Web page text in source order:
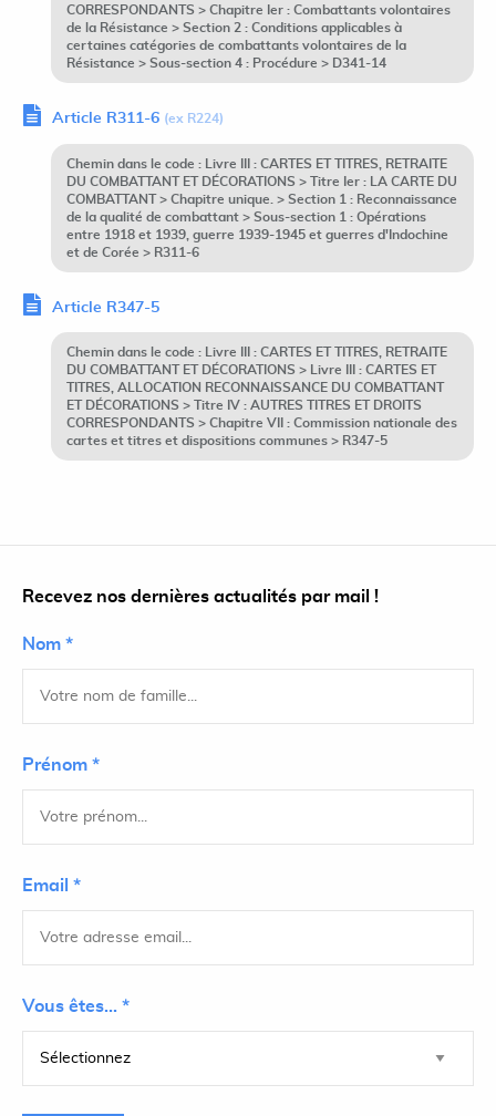
CORRESPONDANTS > Chapitre Ier : Combattants volontaires
de la Résistance > Section 2 : Conditions applicables à
certaines catégories de combattants volontaires de la
Résistance > Sous-section 4 : Procédure > D341-14
Article R311-6 (ex R224)
Chemin dans le code : Livre III : CARTES ET TITRES, RETRAITE
DU COMBATTANT ET DÉCORATIONS > Titre Ier : LA CARTE DU
COMBATTANT > Chapitre unique. > Section 1 : Reconnaissance
de la qualité de combattant > Sous-section 1 : Opérations
entre 1918 et 1939, guerre 1939-1945 et guerres d'Indochine
et de Corée > R311-6
Article R347-5
Chemin dans le code : Livre III : CARTES ET TITRES, RETRAITE
DU COMBATTANT ET DÉCORATIONS > Livre III : CARTES ET
TITRES, ALLOCATION RECONNAISSANCE DU COMBATTANT
ET DÉCORATIONS > Titre IV : AUTRES TITRES ET DROITS
CORRESPONDANTS > Chapitre VII : Commission nationale des
cartes et titres et dispositions communes > R347-5
Recevez nos dernières actualités par mail !
Nom *
Prénom *
Email *
Vous êtes... *